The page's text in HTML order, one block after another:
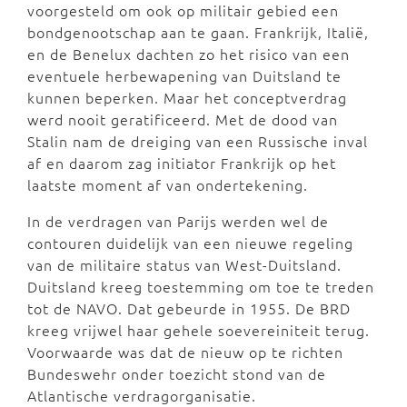
voorgesteld om ook op militair gebied een
bondgenootschap aan te gaan. Frankrijk, Italië,
en de Benelux dachten zo het risico van een
eventuele herbewapening van Duitsland te
kunnen beperken. Maar het conceptverdrag
werd nooit geratificeerd. Met de dood van
Stalin nam de dreiging van een Russische inval
af en daarom zag initiator Frankrijk op het
laatste moment af van ondertekening.
In de verdragen van Parijs werden wel de
contouren duidelijk van een nieuwe regeling
van de militaire status van West-Duitsland.
Duitsland kreeg toestemming om toe te treden
tot de NAVO. Dat gebeurde in 1955. De BRD
kreeg vrijwel haar gehele soevereiniteit terug.
Voorwaarde was dat de nieuw op te richten
Bundeswehr onder toezicht stond van de
Atlantische verdragorganisatie.